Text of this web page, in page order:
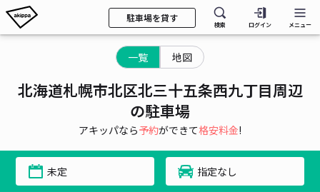
駐車場を貸す
検索 ログイン メニュー
一覧 地図
北海道札幌市北区北三十五条西九丁目周辺
の駐車場
アキッパなら予約ができて格安料金!
未定 指定なし